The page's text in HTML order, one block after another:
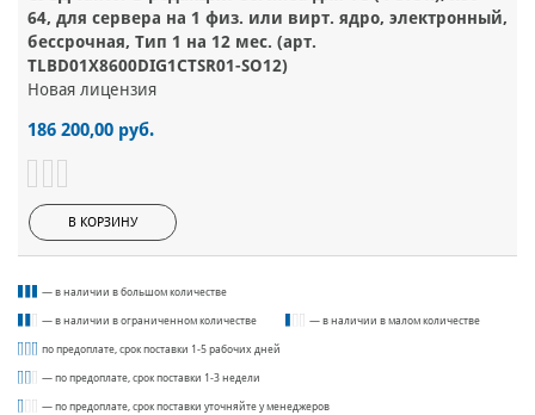
64, для сервера на 1 физ. или вирт. ядро, электронный,
бессрочная, Тип 1 на 12 мес. (арт.
TLBD01Х8600DIG1CTSR01-SO12)
Новая лицензия
186 200,00 руб.
В КОРЗИНУ
— в наличии в большом количестве
— в наличии в ограниченном количестве — в наличии в малом количестве
по предоплате, срок поставки 1-5 рабочих дней
— по предоплате, срок поставки 1-3 недели
— по предоплате, срок поставки уточняйте у менеджеров